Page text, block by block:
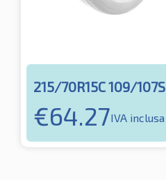
215/70R15C 109/107S
€64.27IVA inclusa